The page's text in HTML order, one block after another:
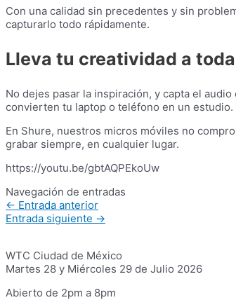
Con una calidad sin precedentes y sin
capturarlo todo rápidamente.
Lleva tu creatividad a
No dejes pasar la inspiración, y capta el
convierten tu laptop o teléfono en un estudio.
En Shure, nuestros micros móviles no
grabar siempre, en cualquier lugar.
https://youtu.be/gbtAQPEkoUw
Navegación de entradas
← Entrada anterior
Entrada siguiente →
WTC Ciudad de México
Martes 28 y Miércoles 29 de Julio 2026
Abierto de 2pm a 8pm